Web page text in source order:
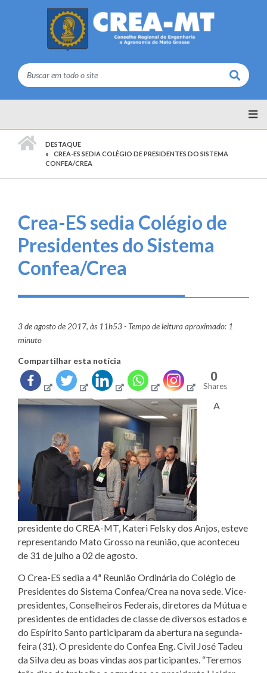
Buscar
DESTAQUE
CREA-ES SEDIA COLÉGIO DE PRESIDENTES DO SISTEMA
CONFEA/CREA
Crea-ES sedia Colégio de
Presidentes do Sistema
Confea/Crea
3 de agosto de 2017, às 11h53 - Tempo de leitura aproximado: 1
minuto
Compartilhar esta notícia
0
Shares
A
presidente do CREA-MT, Kateri Felsky dos Anjos, esteve
representando Mato Grosso na reunião, que aconteceu
de 31 de julho a 02 de agosto.
O Crea-ES sedia a 4ª Reunião Ordinária do Colégio de
Presidentes do Sistema Confea/Crea na nova sede. Vice-
presidentes, Conselheiros Federais, diretores da Mútua e
presidentes de entidades de classe de diversos estados e
do Espírito Santo participaram da abertura na segunda-
feira (31). O presidente do Confea Eng. Civil José Tadeu
da Silva deu as boas vindas aos participantes. “Teremos